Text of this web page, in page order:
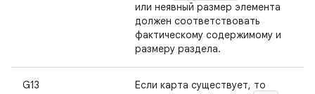
или неявный размер элемента
должен соответствовать
фактическому содержимому и
размеру раздела.
G13
Если карта существует, то